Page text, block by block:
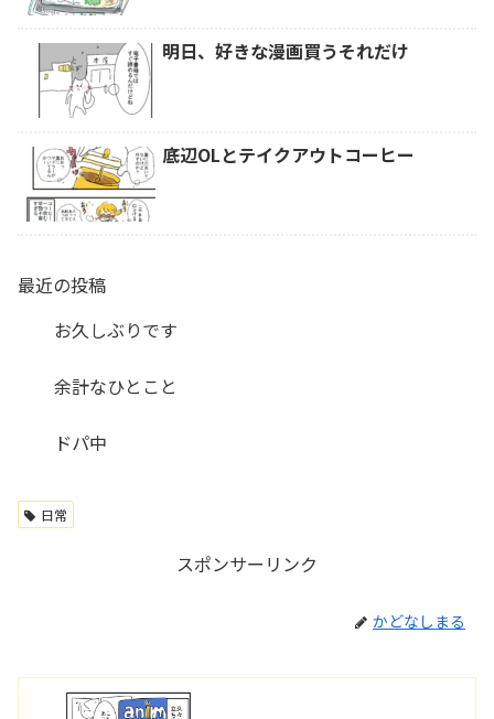
明日、好きな漫画買うそれだけ
底辺OLとテイクアウトコーヒー
最近の投稿
お久しぶりです
余計なひとこと
ドパ中
日常
スポンサーリンク
かどなしまる